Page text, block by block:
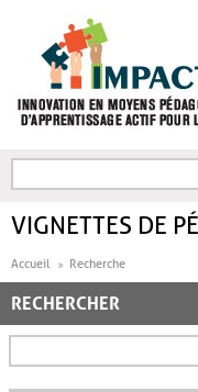
FORMULAIRE DE
VIGNETTES DE
Accueil Recherche
RECHERCHER